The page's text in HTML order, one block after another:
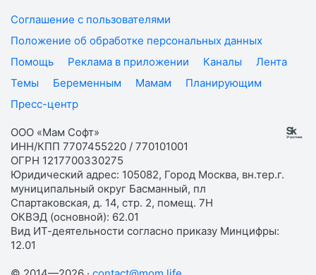
Соглашение с пользователями
Положение об обработке персональных данных
Помощь
Реклама в приложении Каналы
Лента
Темы
Беременным Мамам
Планирующим
Пресс-центр
ООО «Мам Софт»
ИНН/КПП 7707455220 / 770101001
ОГРН 1217700330275
Юридический адрес: 105082, Город Москва, вн.тер.г.
муниципальный округ Басманный, пл
Спартаковская, д. 14, стр. 2, помещ. 7Н
ОКВЭД (основной): 62.01
Вид ИТ-деятельности согласно приказу Минцифры:
12.01